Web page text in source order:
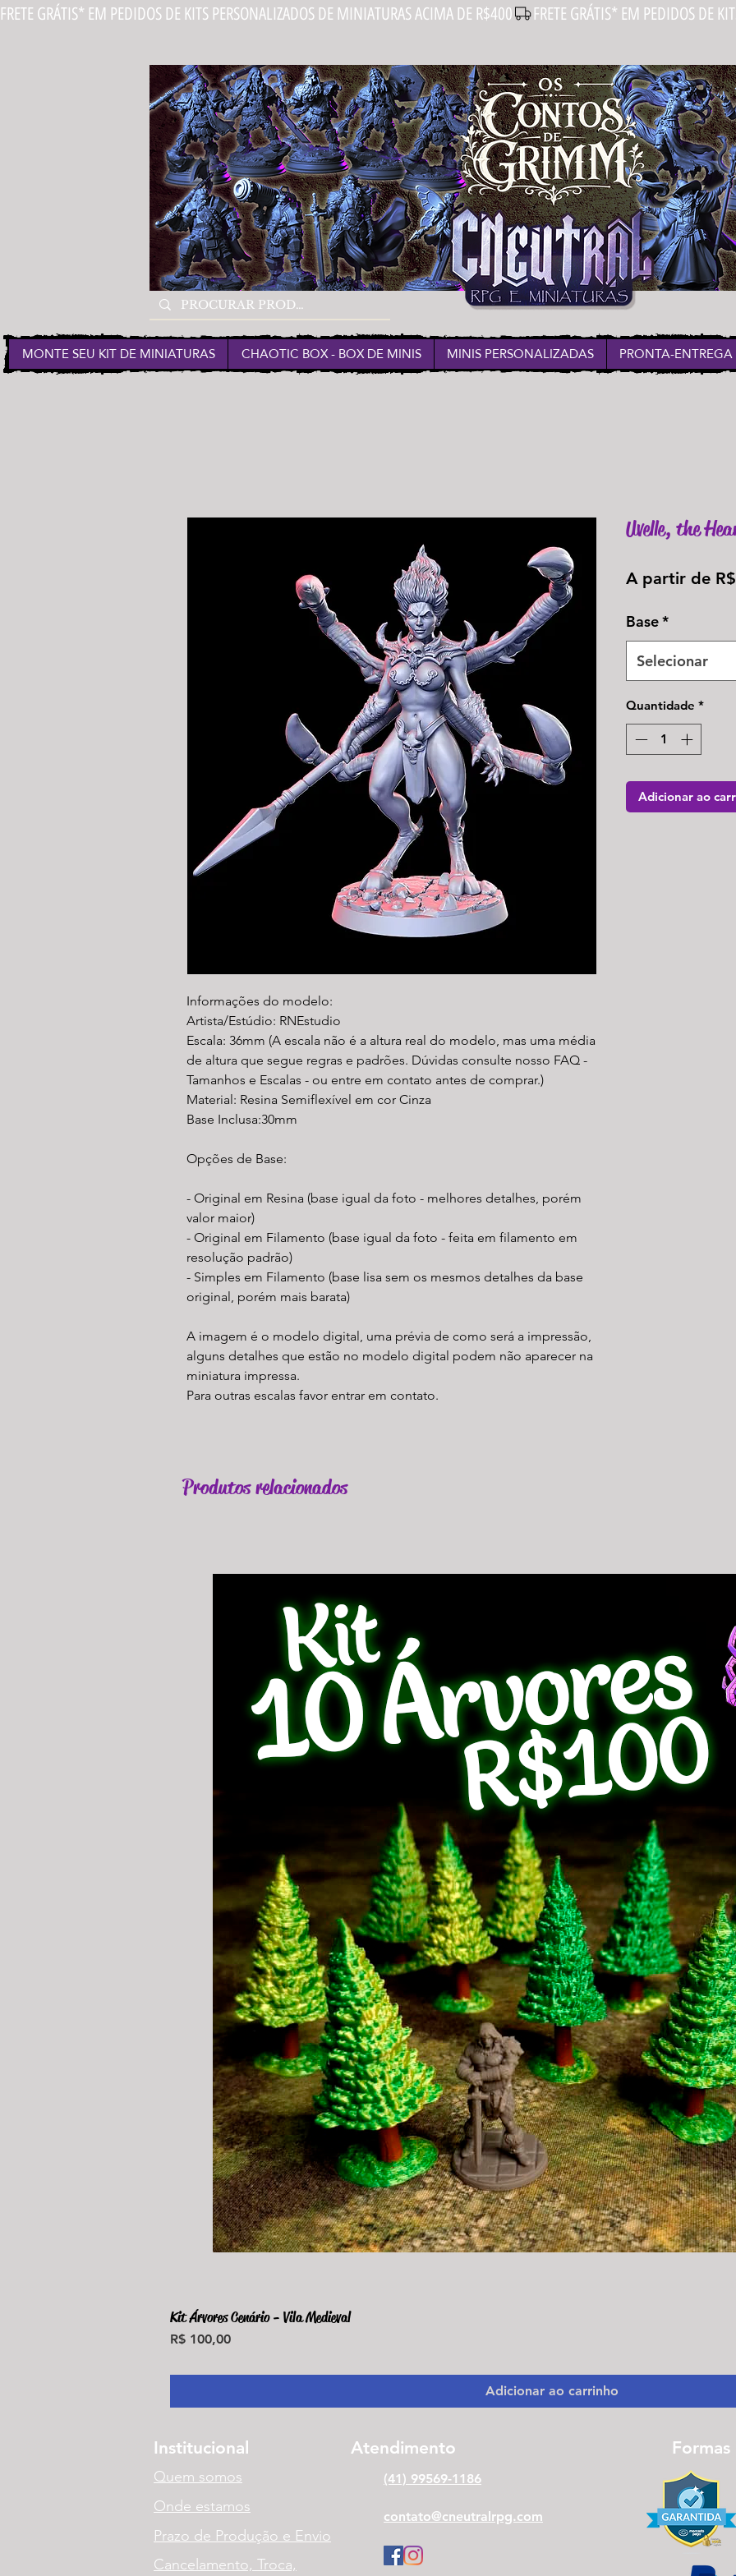
FRETE GRÁTIS* EM PEDIDOS DE KITS PERSONALIZADOS DE MINIATURAS ACIMA DE R$400
MONTE SEU KIT DE MINIATURAS CHAOTIC BOX - BOX DE MINIS MINIS PERSONALIZADAS PRONTA-ENTREGA
Informações do modelo:
Artista/Estúdio: RNEstudio
Escala: 36mm (A escala não é a altura real do modelo, mas uma média
de altura que segue regras e padrões. Dúvidas consulte nosso FAQ -
Tamanhos e Escalas - ou entre em contato antes de comprar.)
Material: Resina Semiflexível em cor Cinza
Base Inclusa:30mm
Opções de Base:
- Original em Resina (base igual da foto - melhores detalhes, porém
valor maior)
- Original em Filamento (base igual da foto - feita em filamento em
resolução padrão)
- Simples em Filamento (base lisa sem os mesmos detalhes da base
original, porém mais barata)
A imagem é o modelo digital, uma prévia de como será a impressão,
alguns detalhes que estão no modelo digital podem não aparecer na
miniatura impressa.
Para outras escalas favor entrar em contato.
Uvelle, the
A partir de
Base*
Selecionar
Quantidade *
Adicionar ao
Produtos relacionados
Kit Árvores Cenário - Vila Medieval
Preço
R$ 100,00
Adicionar ao carrinho
Institucional Atendimento
Quem somos (41) 99569-1186
Onde estamos
Prazo de Produção e Envio
Cancelamento, Troca,
contato@cneutralrpg.com